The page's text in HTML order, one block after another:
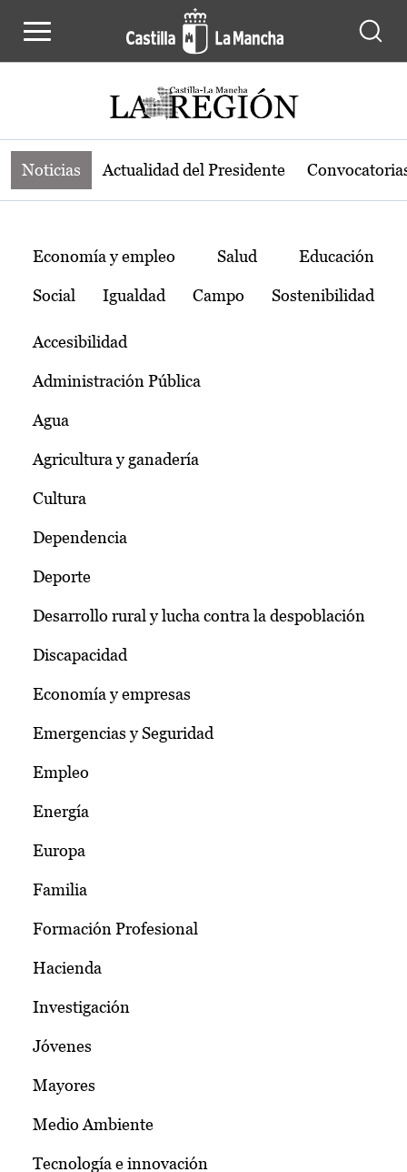
Noticias de la región de Castilla-La
Noticias Actualidad del Presidente
Temas
Economía y empleo Salud Educación
Social Igualdad Campo Sostenibilidad
Accesibilidad
Administración Pública
Agua
Agricultura y ganadería
Cultura
Dependencia
Deporte
Desarrollo rural y lucha contra la despoblación
Discapacidad
Economía y empresas
Emergencias y Seguridad
Empleo
Energía
Europa
Familia
Formación Profesional
Hacienda
Investigación
Jóvenes
Mayores
Medio Ambiente
Tecnología e innovación